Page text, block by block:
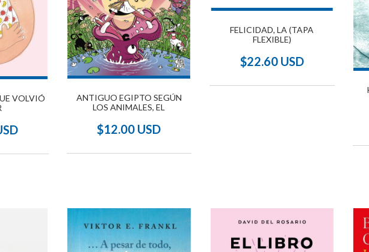
VOLVIÓ
ANTIGUO EGIPTO SEGÚN
LOS ANIMALES, EL
$12.00 USD
FELICIDAD, LA (TAPA
FLEXIBLE)
$22.60 USD